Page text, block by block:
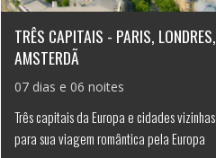
TRÊS CAPITAIS - PARIS, LONDRES,
AMSTERDÃ
07 dias e 06 noites
Três capitais da Europa e cidades vizinhas
para sua viagem romântica pela Europa